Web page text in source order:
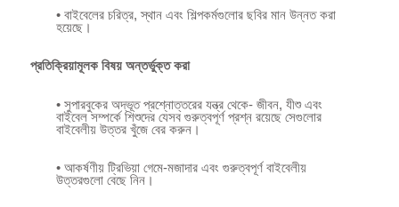
• বাইবেলের চরিত্র, স্থান এবং শিল্পকর্মগুলোর ছবির মান উন্নত করা
হয়েছে।
প্রতিক্রিয়ামূলক বিষয় অন্তর্ভুক্ত করা
• সুপারবুকের অদ্ভূত প্রশ্নোত্তরের যন্ত্র থেকে- জীবন, যীশু এবং
বাইবেল সম্পর্কে শিশুদের যেসব গুরুত্বপূর্ণ প্রশ্ন রয়েছে সেগুলোর
বাইবেলীয় উত্তর খুঁজে বের করুন।
• আকর্ষণীয় ট্রিভিয়া গেমে-মজাদার এবং গুরুত্বপূর্ণ বাইবেলীয়
উত্তরগুলো বেছে নিন।